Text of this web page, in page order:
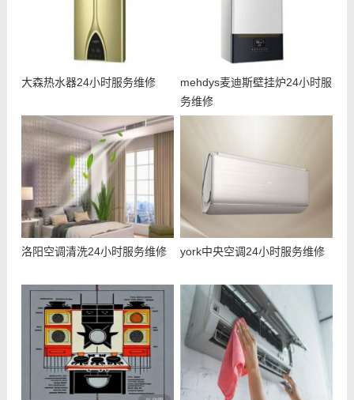
大森热水器24小时服务维修
mehdys麦迪斯壁挂炉24小时服
务维修
洛阳空调清洗24小时服务维修 york中央空调24小时服务维修